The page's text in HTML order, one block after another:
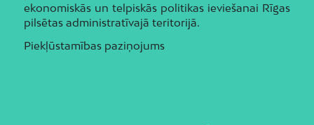
ekonomiskās un telpiskās politikas ieviešanai Rīgas
pilsētas administratīvajā teritorijā.
Piekļūstamības paziņojums